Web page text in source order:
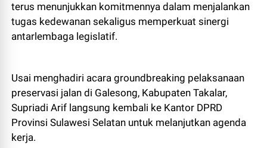
terus menunjukkan komitmennya dalam menjalankan
tugas kedewanan sekaligus memperkuat sinergi
antarlembaga legislatif.
Usai menghadiri acara groundbreaking pelaksanaan
preservasi jalan di Galesong, Kabupaten Takalar,
Supriadi Arif langsung kembali ke Kantor DPRD
Provinsi Sulawesi Selatan untuk melanjutkan agenda
kerja.